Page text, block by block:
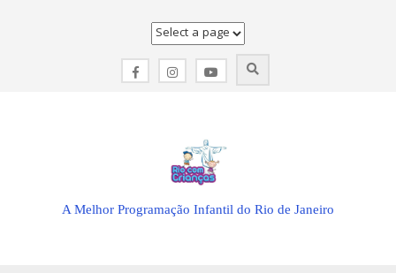
A Melhor Programação Infantil do Rio de Janeiro